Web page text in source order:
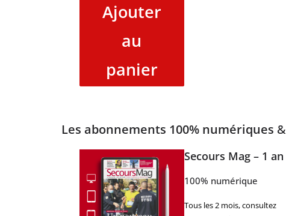
Ajouter
au
panier
Les abonnements 100% numériques &
Secours Mag – 1 an
100% numérique
Tous les 2 mois, consultez